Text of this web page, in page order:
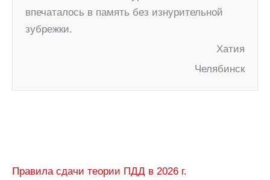
впечаталось в память без изнурительной
зубрежки.
Хатия
Челябинск
Правила сдачи теории ПДД в 2026 г.